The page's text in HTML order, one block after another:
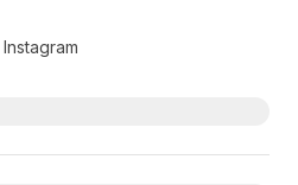
Instagram